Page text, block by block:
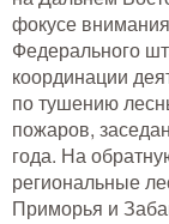
аренды,
Одежда
фокусе внимания
Федерального
координации
по тушению
пожаров,
года. На
региональные
Приморья и